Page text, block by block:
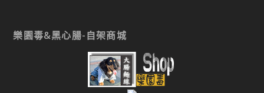
樂園毒&黑心腸-自架商城